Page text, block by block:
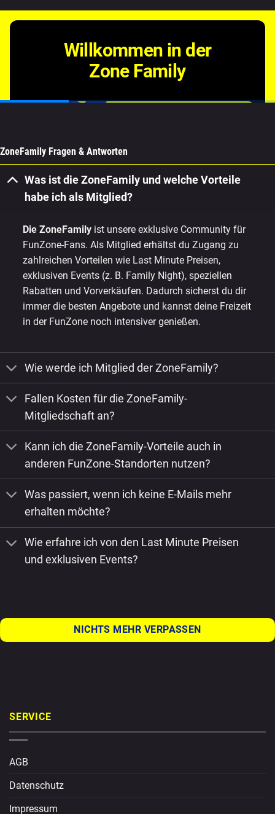
ZoneFamily Fragen & Antworten
Was ist die ZoneFamily und welche Vorteile
habe ich als Mitglied?
Die ZoneFamilyist unsere exklusive Community für
FunZone-Fans. Als Mitglied erhältst du Zugang zu
zahlreichen Vorteilen wie Last Minute Preisen,
exklusiven Events (z. B. Family Night), speziellen
Rabatten und Vorverkäufen. Dadurch sicherst du dir
immer die besten Angebote und kannst deine Freizeit
in der FunZone noch intensiver genießen.
Wie werde ich Mitglied der ZoneFamily?
Fallen Kosten für die ZoneFamily-
Mitgliedschaft an?
Kann ich die ZoneFamily-Vorteile auch in
anderen FunZone-Standorten nutzen?
Was passiert, wenn ich keine E-Mails mehr
erhalten möchte?
Wie erfahre ich von den Last Minute Preisen
und exklusiven Events?
NICHTS MEHR VERPASSEN
SERVICE
AGB
Datenschutz
Impressum